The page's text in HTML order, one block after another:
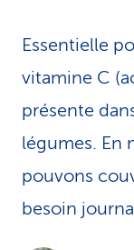
Essentielle
vitamine C
présente
légumes. En
pouvons
besoin